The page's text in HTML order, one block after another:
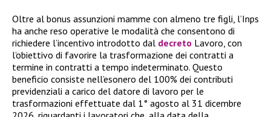
Oltre al bonus assunzioni mamme con almeno tre figli, l’Inps
ha anche reso operative le modalità che consentono di
richiedere l’incentivo introdotto dal decreto Lavoro, con
l’obiettivo di favorire la trasformazione dei contratti a
termine in contratti a tempo indeterminato. Questo
beneficio consiste nell’esonero del 100% dei contributi
previdenziali a carico del datore di lavoro per le
trasformazioni effettuate dal 1° agosto al 31 dicembre